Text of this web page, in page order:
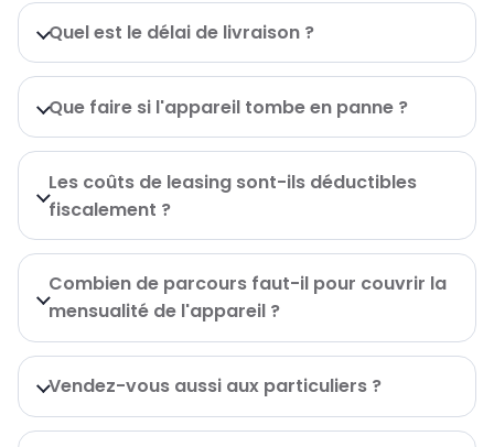
Quel est le délai de livraison ?
Que faire si l'appareil tombe en panne ?
Les coûts de leasing sont-ils déductibles
fiscalement ?
Combien de parcours faut-il pour couvrir la
mensualité de l'appareil ?
Vendez-vous aussi aux particuliers ?